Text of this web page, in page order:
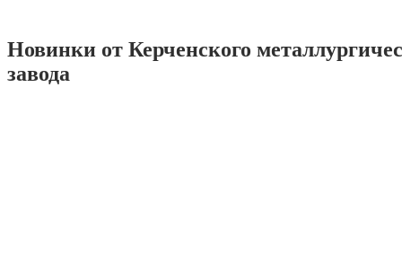
Новинки от Керченского
завода